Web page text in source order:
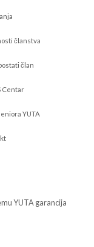
članstva
član
Centar
YUTA
YUTA garancija